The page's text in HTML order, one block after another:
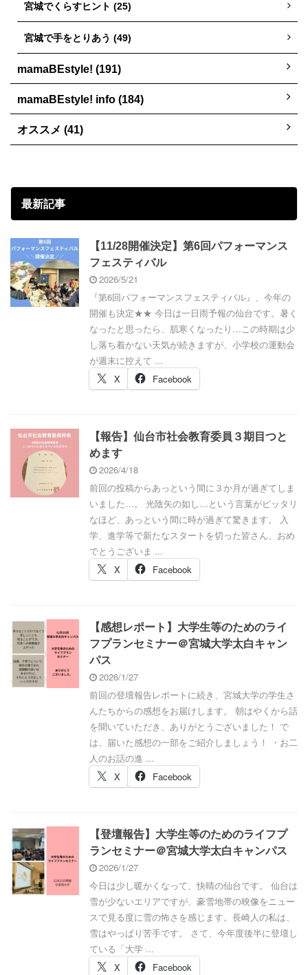
宮城でくらすヒント (25)
宮城で手をとりあう (49)
mamaBEstyle! (191)
mamaBEstyle! info (184)
オススメ (41)
最新記事
【11/28開催決定】第6回パフォーマンス
フェスティバル
2026/5/21
『第6回パフォーマンスフェスティバル』、今年の
開催も決定★★ 今日は一日雨予報の仙台です。暑く
なったと思ったら、肌寒くなったり…この時期は少
し落ち着かない天気が続きますが、小学校の運動会
が週末に控えて ...
X
Facebook
【報告】仙台市社会教育委員３期目つと
めます
2026/4/18
前回の投稿からあっという間に３か月が過ぎてしま
いました…。 光陰矢の如し…という言葉がピッタリ
なほど、あっという間に時が過ぎて驚きます。 入
学、進学等で新たなスタートを切った皆さん、おめ
でとうございま ...
X
Facebook
【感想レポート】大学生等のためのライ
フプランセミナー＠宮城大学太白キャン
パス
2026/1/27
前回の登壇報告レポートに続き、宮城大学の学生さ
んたちからの感想をお届けします。 朝はやくから話
を聞いていただき、ありがとうございました！ で
は、届いた感想の一部をご紹介しましょう！ ・お二
人のお話の進 ...
X
Facebook
【登壇報告】大学生等のためのライフプ
ランセミナー＠宮城大学太白キャンパス
2026/1/27
今日は少し暖かくなって、快晴の仙台です。 仙台は
雪が少ないエリアですが、豪雪地帯の映像をニュー
スで見る度に雪の怖さを感じます。長崎人の私は、
雪はやっぱり苦手です。 さて、今年度後半に登壇し
ている「大学 ...
X
Facebook